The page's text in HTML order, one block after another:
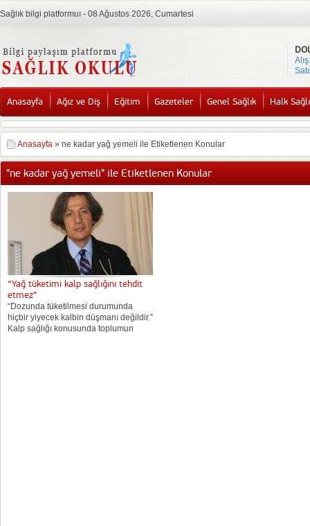
Sağlık bilgi platformuı - 08 Ağustos 2026, Cumartesi
Alış:
Anasayfa Ağız ve Diş Eğitim Gazeteler Genel Sağlık Halk
Anasayfa » ne kadar yağ yemeli ile Etiketlenen Konular
"ne kadar yağ yemeli" ile Etiketlenen Konular
“Yağ tüketimi kalp sağlığını tehdit
etmez”
“Dozunda tüketilmesi durumunda
hiçbir yiyecek kalbin düşmanı değildir.”
Kalp sağlığı konusunda toplumun